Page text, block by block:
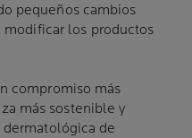
pequeños cambios
los productos
compromiso más
más sostenible y
de